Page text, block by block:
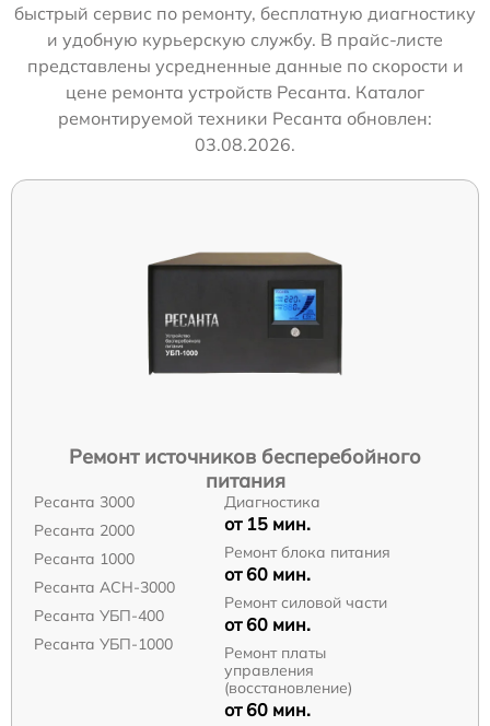
быстрый сервис по ремонту, бесплатную диагностику
и удобную курьерскую службу. В прайс-листе
представлены усредненные данные по скорости и
цене ремонта устройств Ресанта. Каталог
ремонтируемой техники Ресанта обновлен:
03.08.2026.
Ремонт источников бесперебойного
питания
Ресанта 3000
Ресанта 2000
Ресанта 1000
Ресанта АСН-3000
Ресанта УБП-400
Ресанта УБП-1000
Диагностика
от 15 мин.
Ремонт блока питания
от 60 мин.
Ремонт силовой части
от 60 мин.
Ремонт платы
управления
(восстановление)
от 60 мин.